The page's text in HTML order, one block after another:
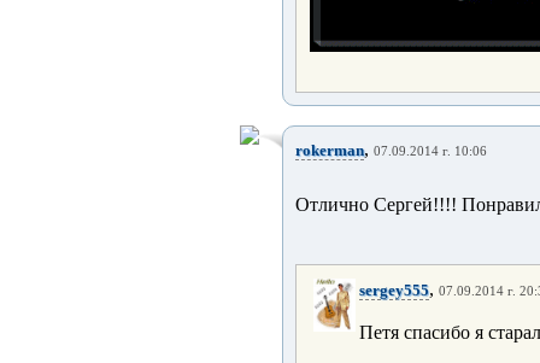
rokerman, 07.09.2014 г. 10:06
Отлично Сергей!!!!
sergey555, 07.09.2014 г.
Петя спасибо я